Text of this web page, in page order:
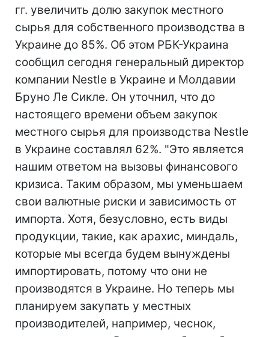
гг. увеличить долю закупок местного
сырья для собственного производства в
Украине до 85%. Об этом РБК-Украина
сообщил сегодня генеральный директор
компании Nestle в Украине и Молдавии
Бруно Ле Сикле. Он уточнил, что до
настоящего времени объем закупок
местного сырья для производства Nestle
в Украине составлял 62%. "Это является
нашим ответом на вызовы финансового
кризиса. Таким образом, мы уменьшаем
свои валютные риски и зависимость от
импорта. Хотя, безусловно, есть виды
продукции, такие, как арахис, миндаль,
которые мы всегда будем вынуждены
импортировать, потому что они не
производятся в Украине. Но теперь мы
планируем закупать у местных
производителей, например, чеснок,